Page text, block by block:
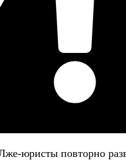
юристы повторно